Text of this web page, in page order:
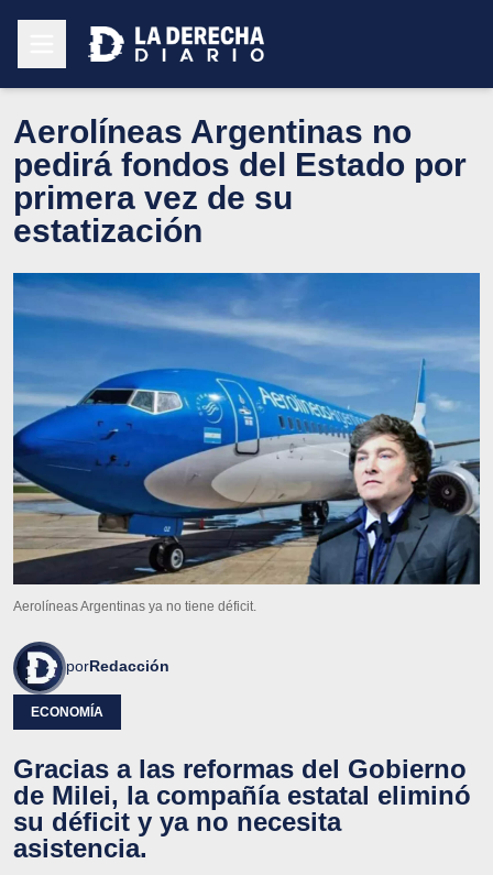
Aerolíneas Argentinas no
pedirá fondos del Estado por
primera vez de su
estatización
Aerolíneas Argentinas ya no tiene déficit.
porRedacción
ECONOMÍA
Gracias a las reformas del Gobierno
de Milei, la compañía estatal eliminó
su déficit y ya no necesita
asistencia.